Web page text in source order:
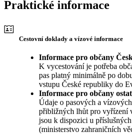
Praktické informace
Cestovní doklady a vízové informace
Informace pro občany
K vycestování je potřeba
pas platný minimálně po
vstupu České republiky do
Informace pro občany
Údaje o pasových a
přibližných lhůt pro vyřízení
jsou k dispozici u
(ministerstvo zahraničních